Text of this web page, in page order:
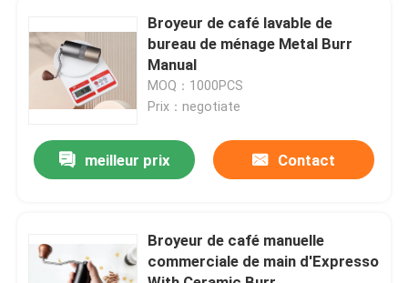
Contrôle de qualité
Contactez-nous
Cas
Burr Coffee Grinder
Broyeur de café lavable de
bureau de ménage Metal Burr
Manual
MOQ：1000PCS
Prix：negotiate
meilleur prix Contact
Broyeur de café manuelle
commerciale de main d'Expresso